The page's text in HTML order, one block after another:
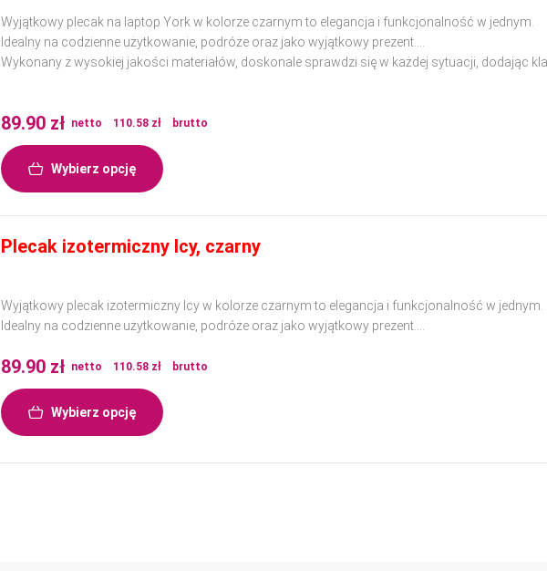
Wyjątkowy plecak na laptop York w kolorze czarnym to elegancja i funkcjonalność w jednym.
Idealny na codzienne użytkowanie, podróże oraz jako wyjątkowy prezent.
Wykonany z wysokiej jakości materiałów, doskonale sprawdzi się w każdej sytuacji, dodając
89.90 zł netto 110.58 zł brutto
Wybierz opcję
Plecak izotermiczny Icy, czarny
Wyjątkowy plecak izotermiczny Icy w kolorze czarnym to elegancja i funkcjonalność w jednym.
Idealny na codzienne użytkowanie, podróże oraz jako wyjątkowy prezent.
89.90 zł netto 110.58 zł brutto
Wybierz opcję